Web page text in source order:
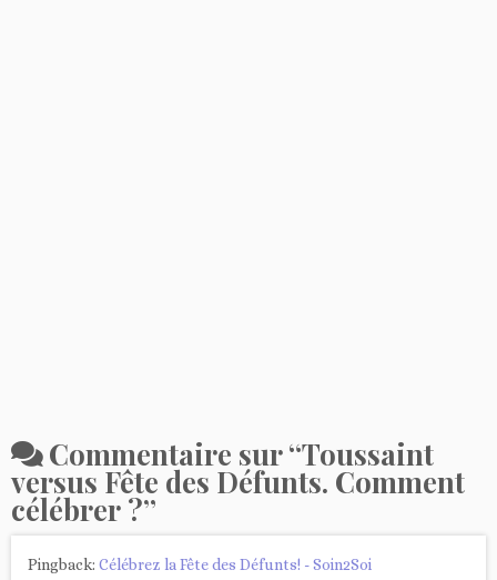
Commentaire sur “Toussaint
versus Fête des Défunts. Comment
célébrer ?”
Pingback: Célébrez la Fête des Défunts! - Soin2Soi